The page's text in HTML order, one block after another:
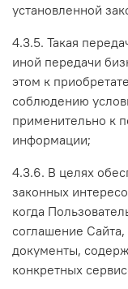
установленной
4.3.5. Такая
иной передачи
этом к
соблюдению
применительно к
информации;
4.3.6. В целях
законных
когда
соглашение
документы,
конкретных